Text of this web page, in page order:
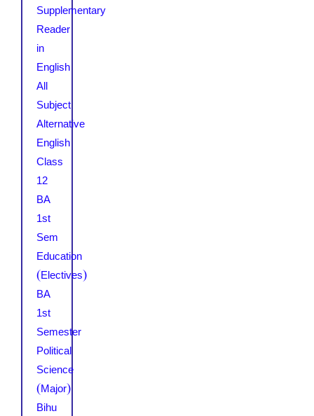
Supplementary
Reader
in
English
All
Subject
Alternative
English
Class
12
BA
1st
Sem
Education
(Electives)
BA
1st
Semester
Political
Science
(Major)
Bihu